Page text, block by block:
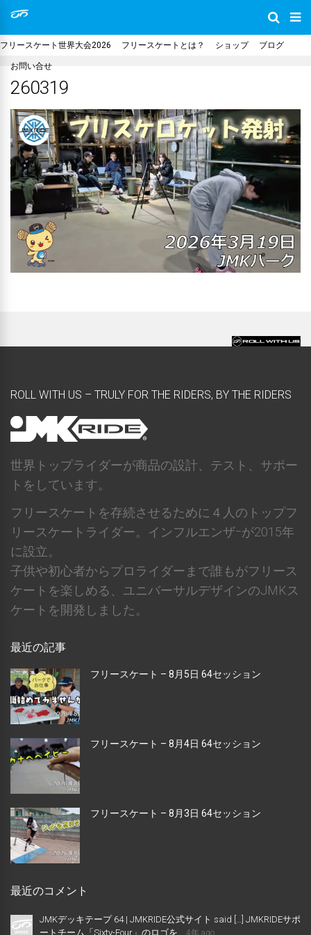
フリースケート世界大会2026 フリースケートとは？ ショップ ブログ
お問い合せ
260319
ROLL WITH US – TRULY FOR THE RIDERS, BY THE RIDERS
世界トップライダーが商品の設計、テスト、サポー
トをしています。
フリースケートを存続させるために４人のトップフ
リースケートライダー。インフルエンザｰが2015年
に設立。
子供や初心者からプロライダーまで誰もがフリース
ケートを楽しめる、ユニバーサルデザインのJMKス
ケートを開発しました。
最近の記事
フリースケート – 8月5日 64セッション
フリースケート – 8月4日 64セッション
フリースケート – 8月3日 64セッション
最近のコメント
JMKデッキテープ 64 | JMKRIDE公式サイト said […] JMKRIDEサポ
ートチーム「Sixty-Four」のロゴを...
4年 ago